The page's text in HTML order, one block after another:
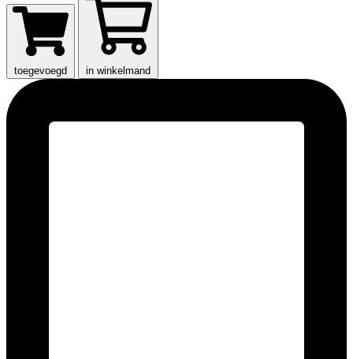
toegevoegd in winkelmand